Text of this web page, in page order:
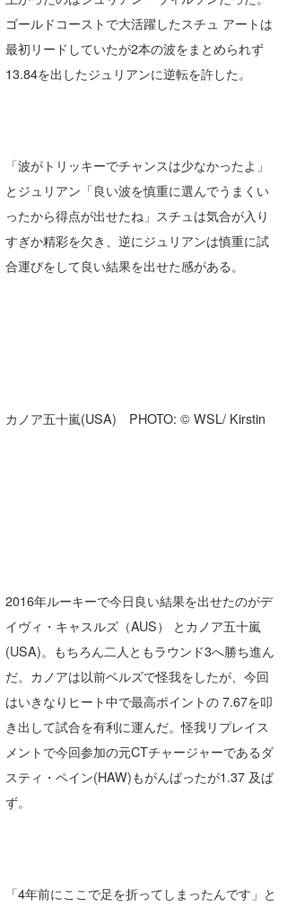
ゴールドコーストで大活躍したスチュ アートは
最初リードしていたが2本の波をまとめられず
13.84を出したジュリアンに逆転を許した。
「波がトリッキーでチャンスは少なかったよ」
とジュリアン「良い波を慎重に選んでうまくい
ったから得点が出せたね」スチュは気合が入り
すぎか精彩を欠き、逆にジュリアンは慎重に試
合運びをして良い結果を出せた感がある。
カノア五十嵐(USA) PHOTO: © WSL/ Kirstin
2016年ルーキーで今日良い結果を出せたのがデ
イヴィ・キャスルズ（AUS） とカノア五十嵐
(USA)。もちろん二人ともラウンド3へ勝ち進ん
だ。カノアは以前ベルズで怪我をしたが、今回
はいきなりヒート中で最高ポイントの 7.67を叩
き出して試合を有利に運んだ。怪我リプレイス
メントで今回参加の元CTチャージャーであるダ
スティ・ペイン(HAW)もがんばったが1.37 及ば
ず。
「4年前にここで足を折ってしまったんです」と